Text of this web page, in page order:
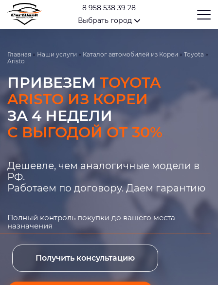
8 958 538 39 28
Выбрать город
Главная » Наши услуги » Каталог автомобилей из Кореи » Toyota »
Aristo
ПРИВЕЗЕМ TOYOTA
ARISTO ИЗ КОРЕИ
ЗА 4 НЕДЕЛИ
С ВЫГОДОЙ ОТ 30%
Дешевле, чем аналогичные модели в
РФ.
Работаем по договору. Даем гарантию
Полный контроль покупки до вашего места
назначения
Получить консультацию